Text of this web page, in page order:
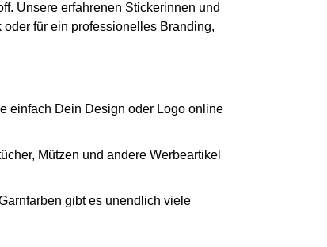
Unsere erfahrenen Stickerinnen und
für ein professionelles Branding,
einfach Dein Design oder Logo online
Mützen und andere Werbeartikel
gibt es unendlich viele